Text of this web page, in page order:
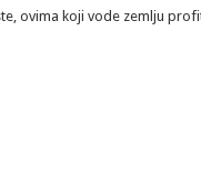
ovima koji vode zemlju